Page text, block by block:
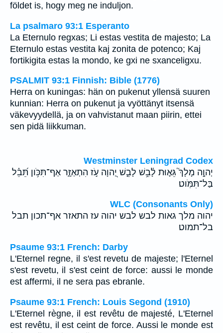
földet is, hogy meg ne induljon.
La psalmaro 93:1 Esperanto
La Eternulo regxas; Li estas vestita de majesto; La
Eternulo estas vestita kaj zonita de potenco; Kaj
fortikigita estas la mondo, ke gxi ne sxanceligxu.
PSALMIT 93:1 Finnish: Bible (1776)
Herra on kuningas: hän on pukenut yllensä suuren
kunnian: Herra on pukenut ja vyöttänyt itsensä
väkevyydellä, ja on vahvistanut maan piirin, ettei
sen pidä liikkuman.
Westminster Leningrad Codex
יְהוָ֣ה מָלָךְ֮ גֵּא֪וּת לָ֫בֵ֥שׁ לָבֵ֣שׁ יְ֭הוָה עֹ֣ז הִתְאַזָּ֑ר אַף־תִּכֹּ֥ון תֵּ֝בֵ֗ל
בַּל־תִּמֹּֽוט׃
WLC (Consonants Only)
יהוה מלך גאות לבש לבש יהוה עז התאזר אף־תכון תבל
בל־תמוט׃
Psaume 93:1 French: Darby
L'Eternel regne, il s'est revetu de majeste; l'Eternel
s'est revetu, il s'est ceint de force: aussi le monde
est affermi, il ne sera pas ebranle.
Psaume 93:1 French: Louis Segond (1910)
L'Eternel règne, il est revêtu de majesté, L'Eternel
est revêtu, il est ceint de force. Aussi le monde est